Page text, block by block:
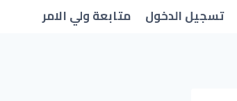
تسجيل الدخول متابعة ولي الامر